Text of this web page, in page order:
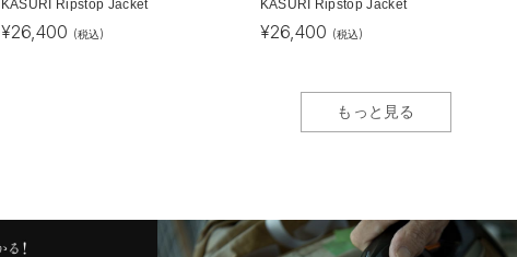
KASURI Ripstop Jacket
¥26,400 (税込)
KASURI Ripstop Jacket
¥26,400 (税込)
もっと見る